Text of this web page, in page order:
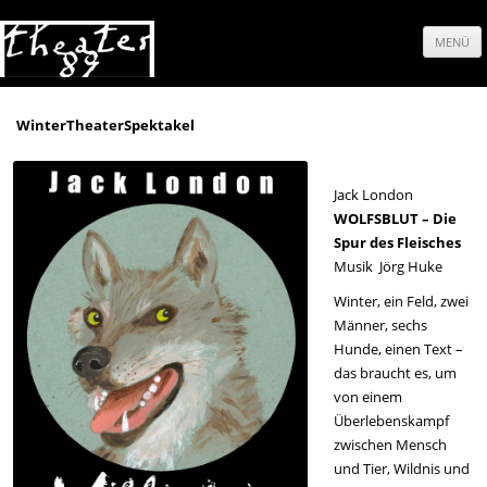
MENÜ
Springe
WinterTheaterSpektakel
Jack London
WOLFSBLUT – Die
Spur des Fleisches
Musik Jörg Huke
Winter, ein Feld, zwei
Männer, sechs
Hunde, einen Text –
das braucht es, um
von einem
Überlebenskampf
zwischen Mensch
und Tier, Wildnis und